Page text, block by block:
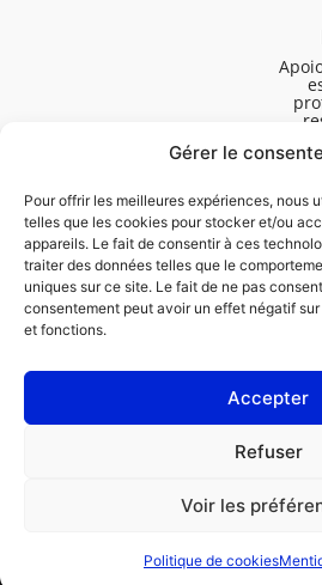
Gérer le
Pour offrir les meilleures expériences, nous
telles que les cookies pour stocker et/ou
appareils. Le fait de consentir à ces
traiter des données telles que le
uniques sur ce site. Le fait de ne pas
consentement peut avoir un effet négatif
et fonctions.
Accepter
Refuser
Voir les
Politique de cookies
PROFISSIONAL
Pedir uma reparação